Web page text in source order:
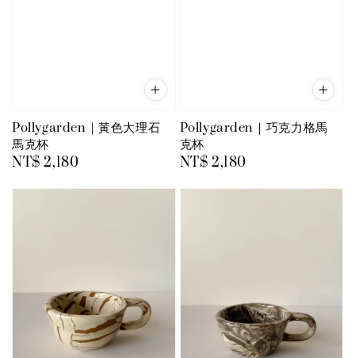
Pollygarden｜黃色大理石
馬克杯
Regular
NT$ 2,180
Pollygarden｜巧克力格馬
克杯
Regular
NT$ 2,180